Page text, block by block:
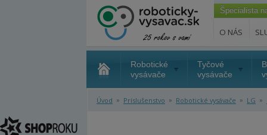
Špecialista
O NÁS
Robotické
vysávače
Tyčové
vysávače
Úvod » Príslušenstvo » Robotické vysávače » LG »